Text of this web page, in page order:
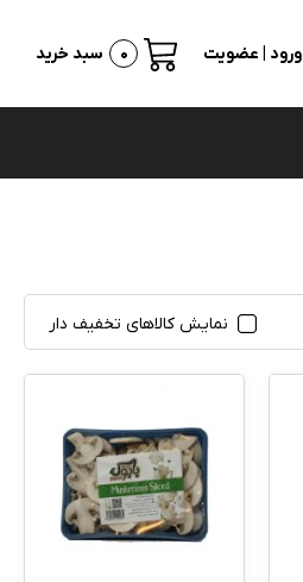
ورود | عضویت 0 سبد خرید
نمایش کالاهای تخفیف دار